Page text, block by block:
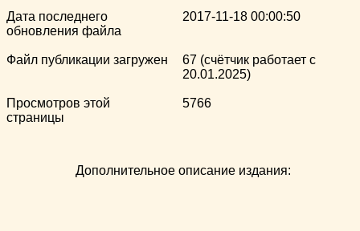
Дата последнего
обновления файла
2017-11-18 00:00:50
Файл публикации загружен
67 (счётчик работает с
20.01.2025)
Просмотров этой
страницы
5766
Дополнительное описание издания: